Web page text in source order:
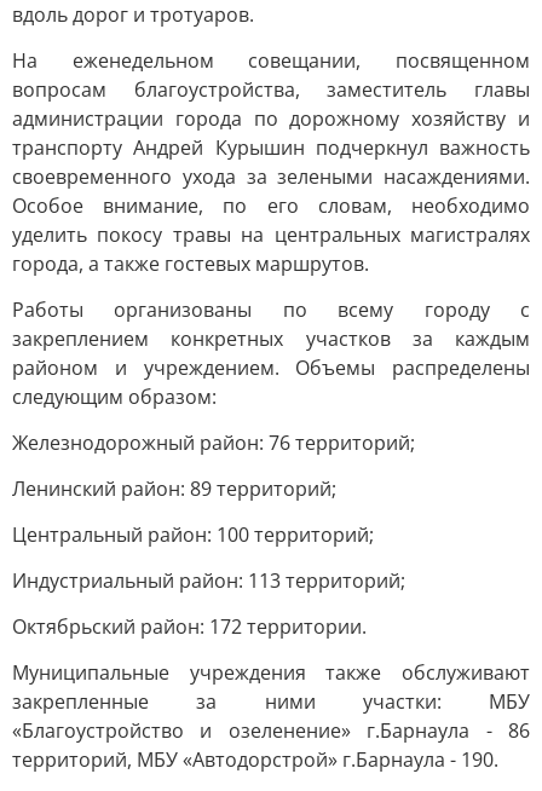
вдоль дорог и тротуаров.
На еженедельном совещании, посвященном
вопросам благоустройства, заместитель главы
администрации города по дорожному хозяйству и
транспорту Андрей Курышин подчеркнул важность
своевременного ухода за зелеными насаждениями.
Особое внимание, по его словам, необходимо
уделить покосу травы на центральных магистралях
города, а также гостевых маршрутов.
Работы организованы по всему городу с
закреплением конкретных участков за каждым
районом и учреждением. Объемы распределены
следующим образом:
Железнодорожный район: 76 территорий;
Ленинский район: 89 территорий;
Центральный район: 100 территорий;
Индустриальный район: 113 территорий;
Октябрьский район: 172 территории.
Муниципальные учреждения также обслуживают
закрепленные за ними участки: МБУ
«Благоустройство и озеленение» г.Барнаула - 86
территорий, МБУ «Автодорстрой» г.Барнаула - 190.